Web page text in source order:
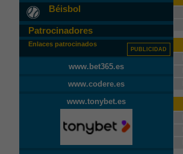
Béisbol
Patrocinadores
Enlaces patrocinados
PUBLICIDAD
www.bet365.es
www.codere.es
www.tonybet.es